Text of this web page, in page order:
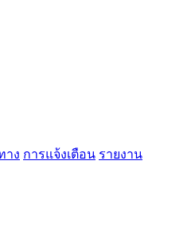
าง การแจ้งเตือน รายงาน